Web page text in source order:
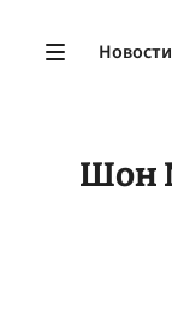
Новости
Шон